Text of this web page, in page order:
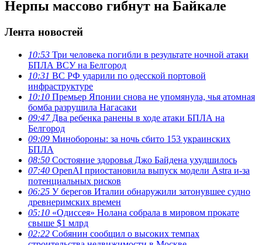
Нерпы массово гибнут на Байкале
Лента новостей
10:53 Три человека погибли в результате ночной атаки
БПЛА ВСУ на Белгород
10:31 ВС РФ ударили по одесской портовой
инфраструктуре
10:10 Премьер Японии снова не упомянула, чья атомная
бомба разрушила Нагасаки
09:47Два ребенка ранены в ходе атаки БПЛА на
Белгород
09:09 Минобороны: за ночь сбито 153 украинских
БПЛА
08:50 Состояние здоровья Джо Байдена ухудшилось
07:40 OpenAI приостановила выпуск модели Astra и-за
потенциальных рисков
06:25 У берегов Италии обнаружили затонувшее судно
древнеримских времен
05:10 «Одиссея» Нолана собрала в мировом прокате
свыше $1 млрд
02:22 Собянин сообщил о высоких темпах